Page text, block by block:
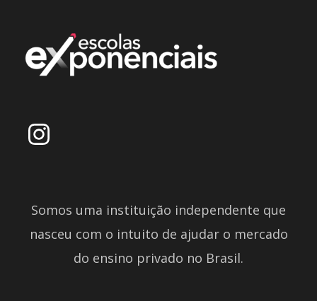
Somos uma instituição independente que
nasceu com o intuito de ajudar o mercado
do ensino privado no Brasil.